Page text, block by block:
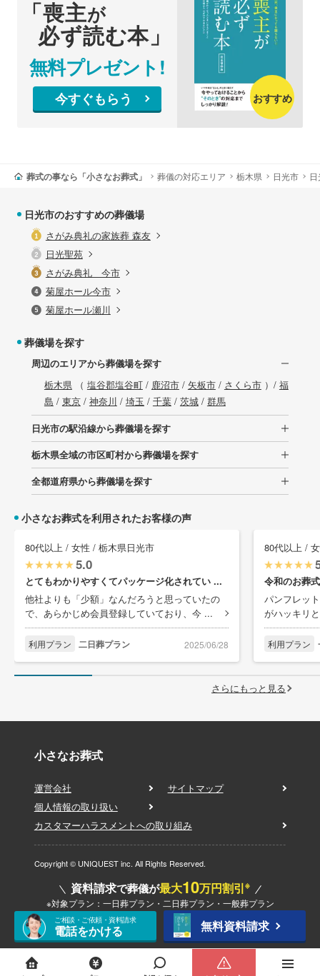
「喪主が
必ず読む本」
無料プレゼント!
今すぐもらう おすすめ
葬式の事なら「小さなお葬式」 葬儀の対応エリア 栃木県 日光市
日光市のおすすめの葬儀場
さがみ典礼の家族葬 森友
日光聖苑
さがみ典礼 今市
菊屋ホール今市
菊屋ホール瀬川
葬儀場を探す
周辺のエリアから葬儀場を探す
栃木県（ 塩谷郡塩谷町/ 鹿沼市/ 矢板市/ さくら市）/ 福
島 / 東京/ 神奈川 / 埼玉 / 千葉/ 茨城/ 群馬
日光市の駅沿線から葬儀場を探す
栃木県全域の市区町村から葬儀場を探す
全都道府県から葬儀場を探す
小さなお葬式を利用されたお客様の声
80代以上 / 女性 / 栃木県日光市
5.0
とてもわかりやすくてパッケージ化されてい ...
他社よりも「少額」なんだろうと思っていたの
で、あらかじめ会員登録していており、今 ...
利用プラン 二日葬プラン 2025/06/28
80代以上 /
令和のお葬
パンフレッ
がハッキリ
利用プラン
さらにもっと見る
小さなお葬式
運営会社
サイトマップ
個人情報の取り扱い
カスタマーハラスメントへの取り組み
Copyright © UNIQUEST inc. All Rights Reserved.
資料請求で葬儀が最大10万円割引※
※対象プラン：一日葬プラン・二日葬プラン・一般葬プラン
ご相談・ご依頼・資料請求
電話をかける 無料資料請求